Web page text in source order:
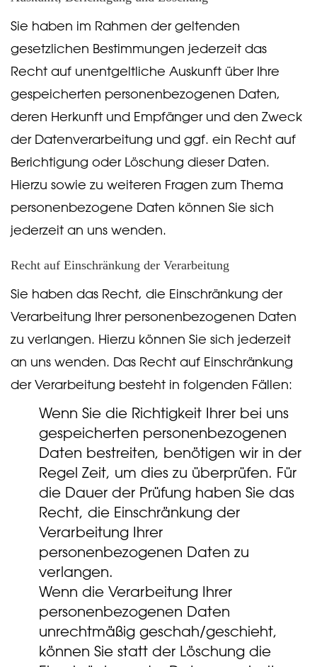
Sie haben im Rahmen der geltenden
gesetzlichen Bestimmungen jederzeit das
Recht auf unentgeltliche Auskunft über Ihre
gespeicherten personenbezogenen Daten,
deren Herkunft und Empfänger und den Zweck
der Datenverarbeitung und ggf. ein Recht auf
Berichtigung oder Löschung dieser Daten.
Hierzu sowie zu weiteren Fragen zum Thema
personenbezogene Daten können Sie sich
jederzeit an uns wenden.
Recht auf Einschränkung der Verarbeitung
Sie haben das Recht, die Einschränkung der
Verarbeitung Ihrer personenbezogenen Daten
zu verlangen. Hierzu können Sie sich jederzeit
an uns wenden. Das Recht auf Einschränkung
der Verarbeitung besteht in folgenden Fällen:
Wenn Sie die Richtigkeit Ihrer bei uns
gespeicherten personenbezogenen
Daten bestreiten, benötigen wir in der
Regel Zeit, um dies zu überprüfen. Für
die Dauer der Prüfung haben Sie das
Recht, die Einschränkung der
Verarbeitung Ihrer
personenbezogenen Daten zu
verlangen.
Wenn die Verarbeitung Ihrer
personenbezogenen Daten
unrechtmäßig geschah/geschieht,
können Sie statt der Löschung die